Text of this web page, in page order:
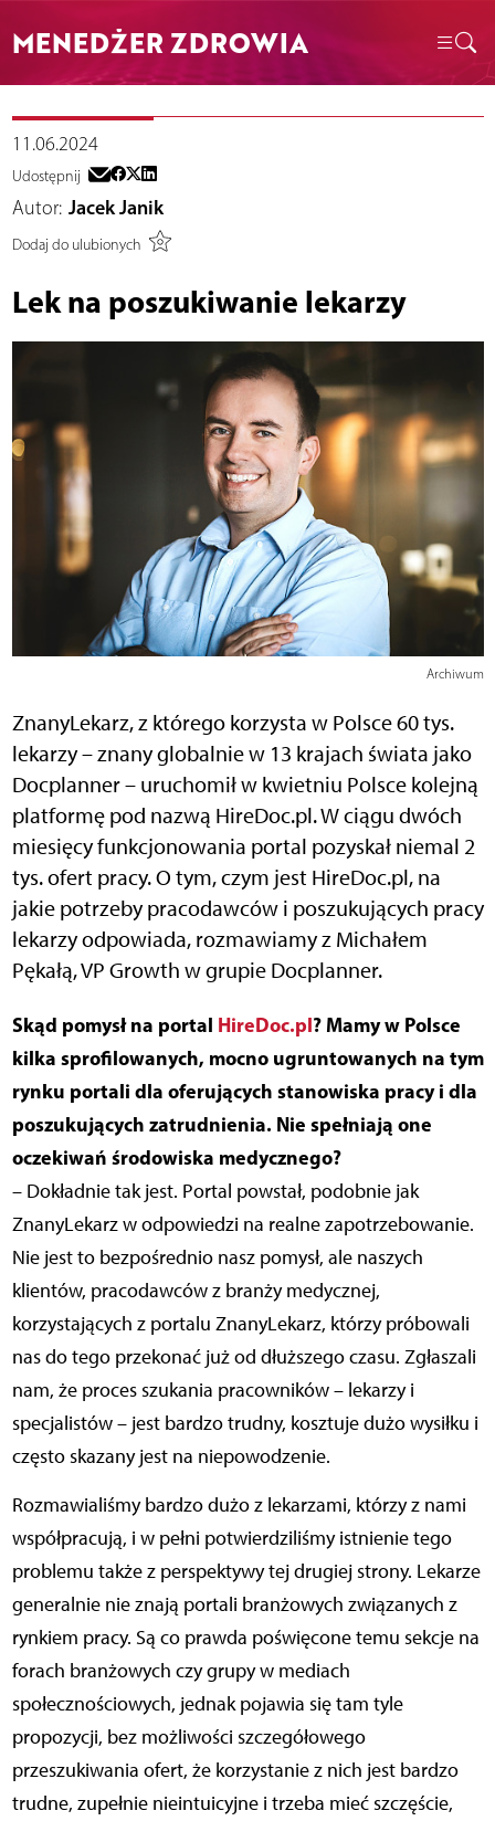
MENEDŻER ZDROWIA
11.06.2024
Udostępnij
Autor: Jacek Janik
Dodaj do ulubionych
Lek na poszukiwanie lekarzy
Archiwum
ZnanyLekarz, z którego korzysta w Polsce 60 tys.
lekarzy – znany globalnie w 13 krajach świata jako
Docplanner – uruchomił w kwietniu Polsce kolejną
platformę pod nazwą HireDoc.pl. W ciągu dwóch
miesięcy funkcjonowania portal pozyskał niemal 2
tys. ofert pracy. O tym, czym jest HireDoc.pl, na
jakie potrzeby pracodawców i poszukujących pracy
lekarzy odpowiada, rozmawiamy z Michałem
Pękałą, VP Growth w grupie Docplanner.
Skąd pomysł na portal HireDoc.pl? Mamy w Polsce
kilka sprofilowanych, mocno ugruntowanych na tym
rynku portali dla oferujących stanowiska pracy i dla
poszukujących zatrudnienia. Nie spełniają one
oczekiwań środowiska medycznego?
– Dokładnie tak jest. Portal powstał, podobnie jak
ZnanyLekarz w odpowiedzi na realne zapotrzebowanie.
Nie jest to bezpośrednio nasz pomysł, ale naszych
klientów, pracodawców z branży medycznej,
korzystających z portalu ZnanyLekarz, którzy próbowali
nas do tego przekonać już od dłuższego czasu. Zgłaszali
nam, że proces szukania pracowników – lekarzy i
specjalistów – jest bardzo trudny, kosztuje dużo wysiłku i
często skazany jest na niepowodzenie.
Rozmawialiśmy bardzo dużo z lekarzami, którzy z nami
współpracują, i w pełni potwierdziliśmy istnienie tego
problemu także z perspektywy tej drugiej strony. Lekarze
generalnie nie znają portali branżowych związanych z
rynkiem pracy. Są co prawda poświęcone temu sekcje na
forach branżowych czy grupy w mediach
społecznościowych, jednak pojawia się tam tyle
propozycji, bez możliwości szczegółowego
przeszukiwania ofert, że korzystanie z nich jest bardzo
trudne, zupełnie nieintuicyjne i trzeba mieć szczęście,